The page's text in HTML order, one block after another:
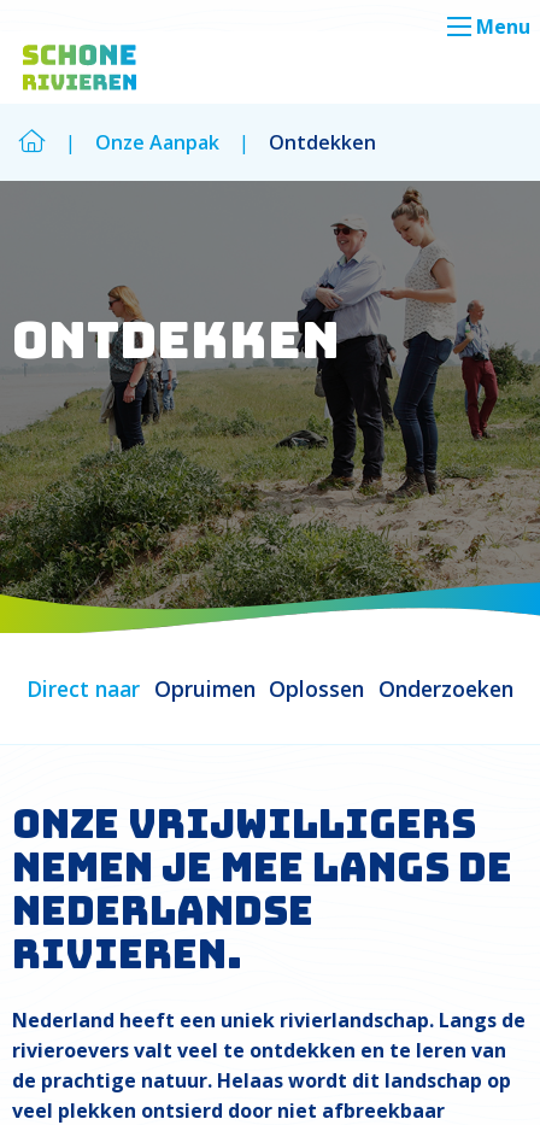
Menu
| Onze Aanpak | Ontdekken
Ontdekken
Direct naar Opruimen Oplossen Onderzoeken
Onze vrijwilligers
nemen je mee langs de
Nederlandse
Rivieren.
Nederland heeft een uniek rivierlandschap. Langs de
rivieroevers valt veel te ontdekken en te leren van
de prachtige natuur. Helaas wordt dit landschap op
veel plekken ontsierd door niet afbreekbaar